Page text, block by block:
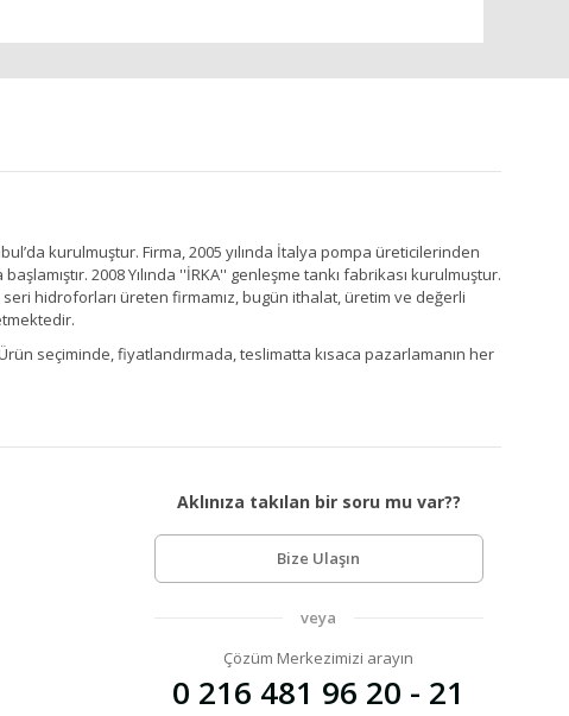
kurulmuştur. Firma, 2005 yılında İtalya pompa üreticilerinden
2008 Yılında ''İRKA'' genleşme tankı fabrikası kurulmuştur.
hidroforları üreten firmamız, bugün ithalat, üretim ve değerli
seçiminde, fiyatlandırmada, teslimatta kısaca pazarlamanın her
Aklınıza takılan bir soru mu var??
Bize Ulaşın
veya
Çözüm Merkezimizi arayın
0 216 481 96 20 - 21